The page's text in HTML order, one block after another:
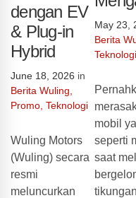
dengan EV
& Plug-in
Hybrid
June 18, 2026 in
Berita Wuling
Promo Teknologi
Wuling Motors
(Wuling) secara
resmi
meluncurkan
May 23,
Berita
Teknologi
mobil
seperti
saat